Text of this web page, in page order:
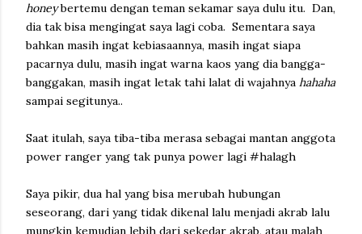
honeybertemu dengan teman sekamar saya dulu itu. Dan,
dia tak bisa mengingat saya lagi coba. Sementara saya
bahkan masih ingat kebiasaannya, masih ingat siapa
pacarnya dulu, masih ingat warna kaos yang dia bangga-
banggakan, masih ingat letak tahi lalat di wajahnya hahaha
sampai segitunya..
Saat itulah, saya tiba-tiba merasa sebagai mantan anggota
power ranger yang tak punya power lagi #halagh
Saya pikir, dua hal yang bisa merubah hubungan
seseorang, dari yang tidak dikenal lalu menjadi akrab lalu
mungkin kemudian lebih dari sekedar akrab, atau malah